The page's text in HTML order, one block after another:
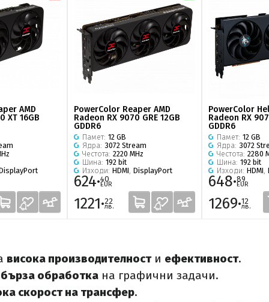
AMD
XT 16GB
PowerColor Reaper AMD
Radeon RX 9070 GRE 12GB
GDDR6
Памет: 12 GB
Ядра: 3072 Stream
Честота: 2220 MHz
Шина: 192 bit
Изходи: HDMI DisplayPort
624·40
EUR
1221·22
лв.
PowerColor
Radeon RX
GDDR6
Памет: 12 GB
Ядра: 3072
Честота: 2280
Шина: 192 bit
Изходи: HDMI
648·89
EUR
1269·12
лв.
висока производителности ефективност.
бърза обработка на графични задачи.
скорост на трансфер.